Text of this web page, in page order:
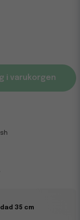
i varukorgen
35 cm